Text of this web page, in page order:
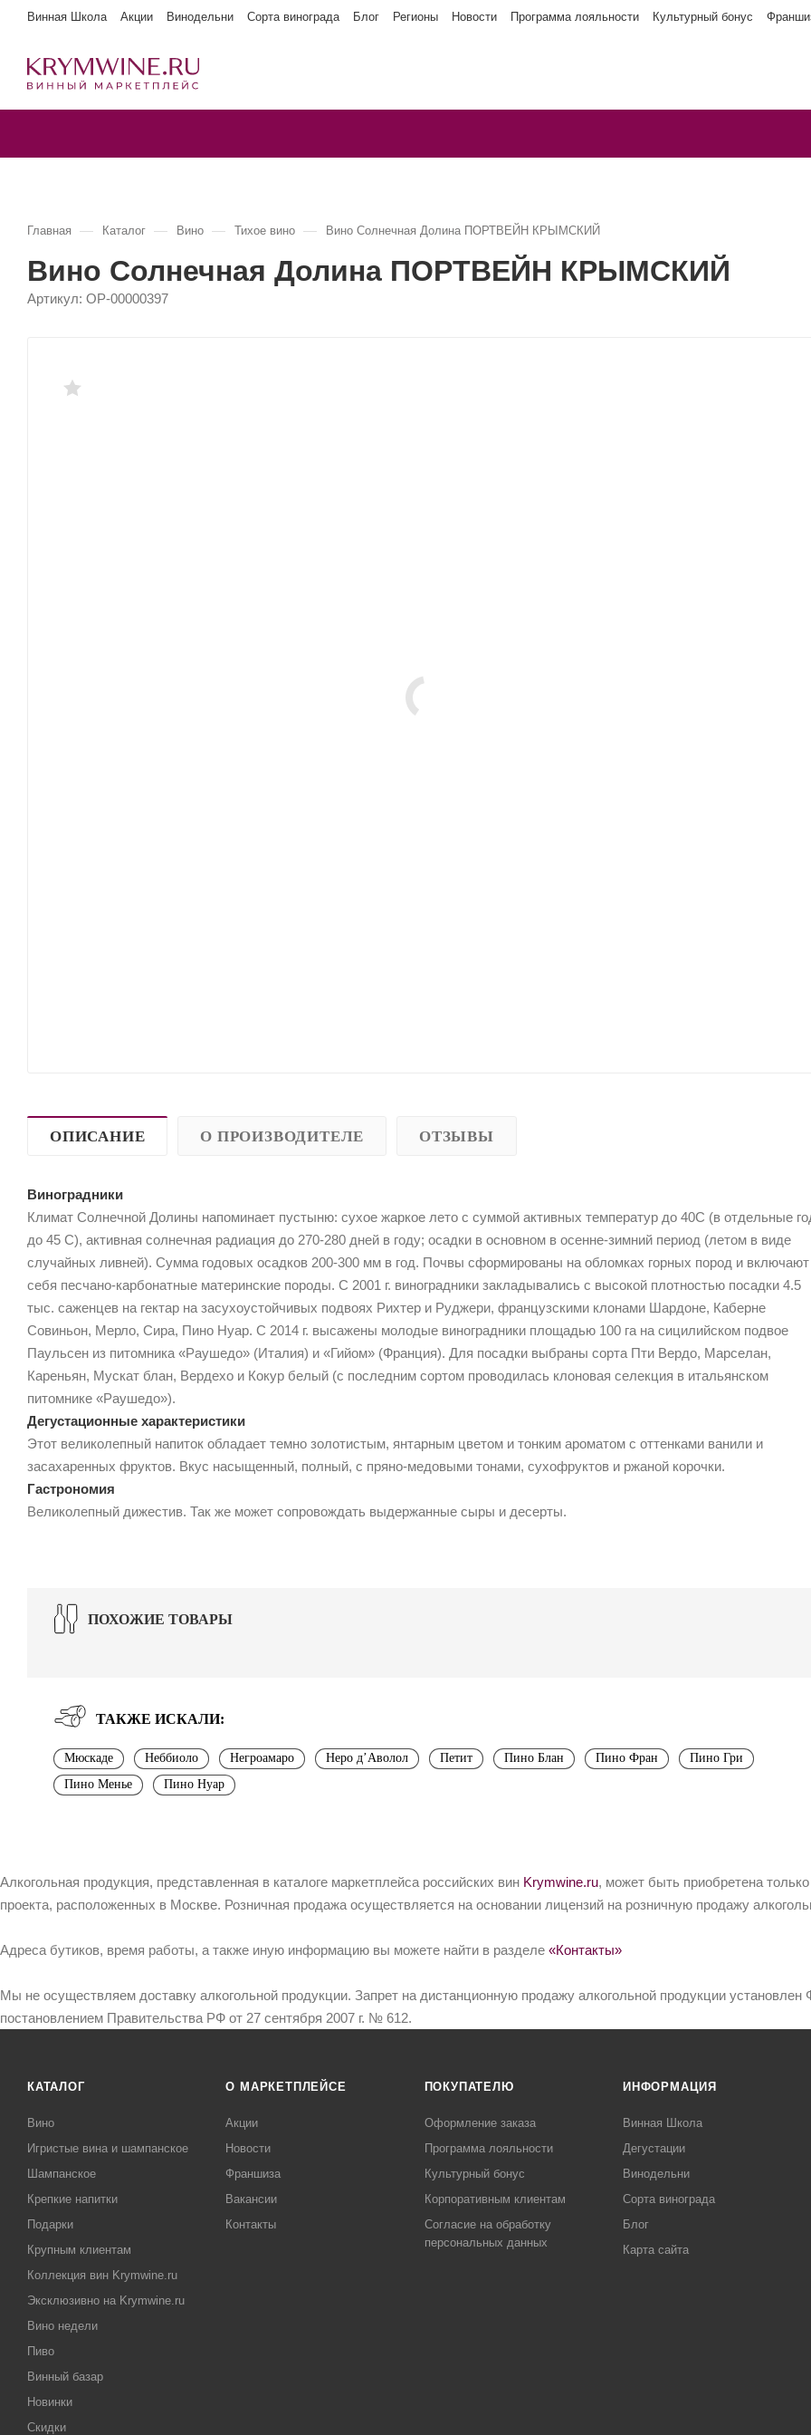
Винная Школа Акции Винодельни Сорта винограда Блог Регионы Новости Программа лояльности Культурный бонус
Главная — Каталог — Вино — Тихое вино — Вино Солнечная Долина ПОРТВЕЙН КРЫМСКИЙ
Вино Солнечная Долина ПОРТВЕЙН КРЫМСКИЙ
Артикул: OP-00000397
ОПИСАНИЕ О ПРОИЗВОДИТЕЛЕ ОТЗЫВЫ
Виноградники
Климат Солнечной Долины напоминает пустыню: сухое жаркое лето с суммой активных температур до 40С (в отдельные
до 45 С), активная солнечная радиация до 270-280 дней в году; осадки в основном в осенне-зимний период (летом в виде
случайных ливней). Сумма годовых осадков 200-300 мм в год. Почвы сформированы на обломках горных пород и
себя песчано-карбонатные материнские породы. С 2001 г. виноградники закладывались с высокой плотностью посадки 4.5
тыс. саженцев на гектар на засухоустойчивых подвоях Рихтер и Руджери, французскими клонами Шардоне, Каберне
Совиньон, Мерло, Сира, Пино Нуар. С 2014 г. высажены молодые виноградники площадью 100 га на сицилийском подвое
Паульсен из питомника «Раушедо» (Италия) и «Гийом» (Франция). Для посадки выбраны сорта Пти Вердо, Марселан,
Кареньян, Мускат блан, Вердехо и Кокур белый (с последним сортом проводилась клоновая селекция в итальянском
питомнике «Раушедо»).
Дегустационные характеристики
Этот великолепный напиток обладает темно золотистым, янтарным цветом и тонким ароматом с оттенками ванили и
засахаренных фруктов. Вкус насыщенный, полный, с пряно-медовыми тонами, сухофруктов и ржаной корочки.
Гастрономия
Великолепный дижестив. Так же может сопровождать выдержанные сыры и десерты.
ПОХОЖИЕ ТОВАРЫ
ТАКЖЕ ИСКАЛИ:
Мюскаде Неббиоло Негроамаро Неро д’Аволол Петит Пино Блан Пино Фран
Пино Гри
Пино Менье
Пино Нуар
Алкогольная продукция, представленная в каталоге маркетплейса российских вин Krymwine.ru, может быть приобретена
проекта, расположенных в Москве. Розничная продажа осуществляется на основании лицензий на розничную продажу
Адреса бутиков, время работы, а также иную информацию вы можете найти в разделе «Контакты»
Мы не осуществляем доставку алкогольной продукции. Запрет на дистанционную продажу алкогольной продукции
постановлением Правительства РФ от 27 сентября 2007 г. № 612.
КАТАЛОГ
Вино
Игристые вина и шампанское
Шампанское
Крепкие напитки
Подарки
Крупным клиентам
Коллекция вин Krymwine.ru
Эксклюзивно на Krymwine.ru
Вино недели
Пиво
Винный базар
Новинки
Скидки
О МАРКЕТПЛЕЙСЕ
Акции
Новости
Франшиза
Вакансии
Контакты
ПОКУПАТЕЛЮ
Оформление заказа
Программа лояльности
Культурный бонус
Корпоративным клиентам
Согласие на обработку
персональных данных
ИНФОРМАЦИЯ
Винная Школа
Дегустации
Винодельни
Сорта винограда
Блог
Карта сайта